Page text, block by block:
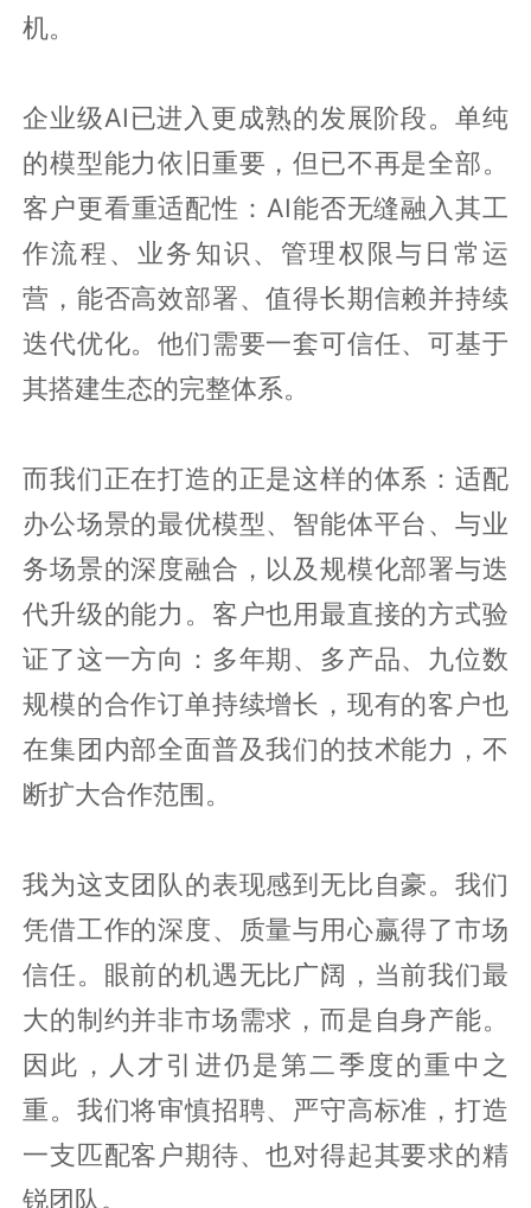
机。
企业级AI已进入更成熟的发展阶段。单纯
的模型能力依旧重要，但已不再是全部。
客户更看重适配性：AI能否无缝融入其工
作流程、业务知识、管理权限与日常运
营，能否高效部署、值得长期信赖并持续
迭代优化。他们需要一套可信任、可基于
其搭建生态的完整体系。
而我们正在打造的正是这样的体系：适配
办公场景的最优模型、智能体平台、与业
务场景的深度融合，以及规模化部署与迭
代升级的能力。客户也用最直接的方式验
证了这一方向：多年期、多产品、九位数
规模的合作订单持续增长，现有的客户也
在集团内部全面普及我们的技术能力，不
断扩大合作范围。
我为这支团队的表现感到无比自豪。我们
凭借工作的深度、质量与用心赢得了市场
信任。眼前的机遇无比广阔，当前我们最
大的制约并非市场需求，而是自身产能。
因此，人才引进仍是第二季度的重中之
重。我们将审慎招聘、严守高标准，打造
一支匹配客户期待、也对得起其要求的精
锐团队。